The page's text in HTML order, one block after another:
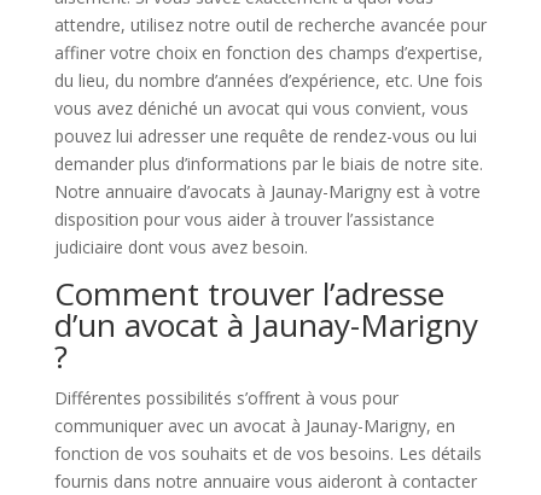
attendre, utilisez notre outil de recherche avancée pour
affiner votre choix en fonction des champs d’expertise,
du lieu, du nombre d’années d’expérience, etc. Une fois
vous avez déniché un avocat qui vous convient, vous
pouvez lui adresser une requête de rendez-vous ou lui
demander plus d’informations par le biais de notre site.
Notre annuaire d’avocats à Jaunay-Marigny est à votre
disposition pour vous aider à trouver l’assistance
judiciaire dont vous avez besoin.
Comment trouver l’adresse
d’un avocat à Jaunay-Marigny
?
Différentes possibilités s’offrent à vous pour
communiquer avec un avocat à Jaunay-Marigny, en
fonction de vos souhaits et de vos besoins. Les détails
fournis dans notre annuaire vous aideront à contacter